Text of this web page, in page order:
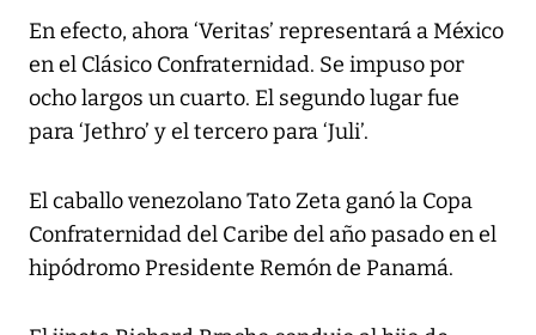
En efecto, ahora ‘Veritas’ representará a México
en el Clásico Confraternidad. Se impuso por
ocho largos un cuarto. El segundo lugar fue
para ‘Jethro’ y el tercero para ‘Juli’.
El caballo venezolano Tato Zeta ganó la Copa
Confraternidad del Caribe del año pasado en el
hipódromo Presidente Remón de Panamá.